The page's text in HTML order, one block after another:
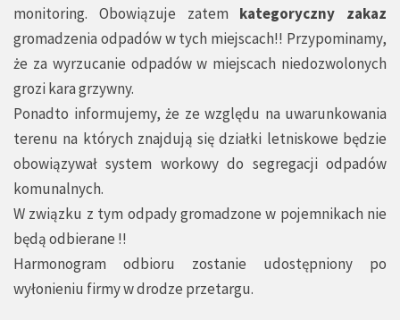
monitoring. Obowiązuje zatem kategoryczny zakaz
gromadzenia odpadów w tych miejscach!! Przypominamy,
że za wyrzucanie odpadów w miejscach niedozwolonych
grozi kara grzywny.
Ponadto informujemy, że ze względu na uwarunkowania
terenu na których znajdują się działki letniskowe będzie
obowiązywał system workowy do segregacji odpadów
komunalnych.
W związku z tym odpady gromadzone w pojemnikach nie
będą odbierane !!
Harmonogram odbioru zostanie udostępniony po
wyłonieniu firmy w drodze przetargu.